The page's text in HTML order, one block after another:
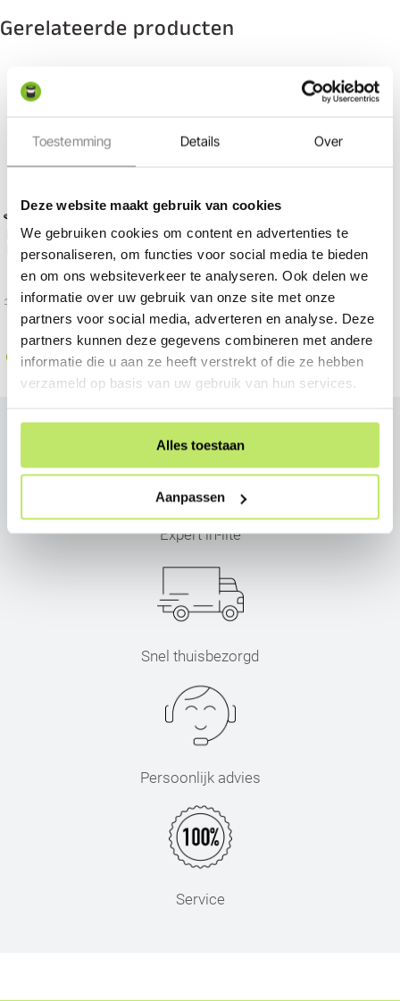
Toestemming Details Over
Deze website maakt gebruik van cookies
We gebruiken cookies om content en advertenties te
personaliseren, om functies voor social media te bieden
en om ons websiteverkeer te analyseren. Ook delen we
informatie over uw gebruik van onze site met onze
partners voor social media, adverteren en analyse. Deze
partners kunnen deze gegevens combineren met andere
informatie die u aan ze heeft verstrekt of die ze hebben
verzameld op basis van uw gebruik van hun services.
Alles toestaan
Aanpassen
Gerelateerde producten
Bekijk in 360°
in-lite | BIG FLUX NARROW
Black | Grondspots
12 Volt / 3,0 Watt
164,00 155,80
Op voorraad
Bekijk in 360°
in-lite | BIG FLUX NARROW
Stainless Steel | Grondspots
12 Volt / 3,0 Watt
164,00 155,80
Op voorraad
Expert in-lite
Snel thuisbezorgd
Persoonlijk advies
Service